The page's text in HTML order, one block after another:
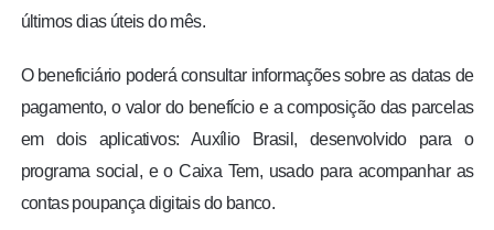
últimos dias úteis do mês.
O beneficiário poderá consultar informações sobre as datas de
pagamento, o valor do benefício e a composição das parcelas
em dois aplicativos: Auxílio Brasil, desenvolvido para o
programa social, e o Caixa Tem, usado para acompanhar as
contas poupança digitais do banco.